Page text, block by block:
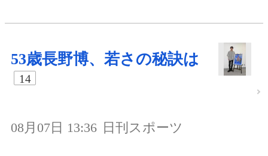
53歳長野博、若さの秘訣は
14
08月07日 13:36 日刊スポーツ